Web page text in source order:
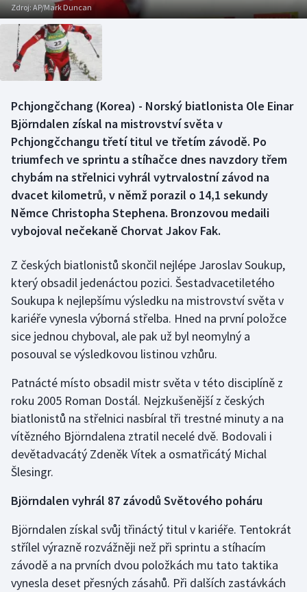
Basketbal
Biatlon
Boby a skeleton
Box
Curling
Dostihy
Florbal
Golf
Gymnastika
Házená
Jezdectví
Judo
Krasobruslení
Lezení
Lyže a snowboard
Moderní pětiboj
Motorsport
Historické návraty
Aplikace ČT sport
AZ kvíz
Zdroj:AP/Mark Duncan
Pchjongčchang (Korea) - Norský biatlonista Ole Einar
Björndalen získal na mistrovství světa v
Pchjongčchangu třetí titul ve třetím závodě. Po
triumfech ve sprintu a stíhačce dnes navzdory třem
chybám na střelnici vyhrál vytrvalostní závod na
dvacet kilometrů, v němž porazil o 14,1 sekundy
Němce Christopha Stephena. Bronzovou medaili
vybojoval nečekaně Chorvat Jakov Fak.
Z českých biatlonistů skončil nejlépe Jaroslav Soukup,
který obsadil jedenáctou pozici. Šestadvacetiletého
Soukupa k nejlepšímu výsledku na mistrovství světa v
kariéře vynesla výborná střelba. Hned na první položce
sice jednou chyboval, ale pak už byl neomylný a
posouval se výsledkovou listinou vzhůru.
Patnácté místo obsadil mistr světa v této disciplíně z
roku 2005 Roman Dostál. Nejzkušenější z českých
biatlonistů na střelnici nasbíral tři trestné minuty a na
vítězného Björndalena ztratil necelé dvě. Bodovali i
devětadvacátý Zdeněk Vítek a osmatřicátý Michal
Šlesingr.
Björndalen vyhrál 87 závodů Světového poháru
Björndalen získal svůj třináctý titul v kariéře. Tentokrát
střílel výrazně rozvážněji než při sprintu a stíhacím
závodě a na prvních dvou položkách mu tato taktika
vynesla deset přesných zásahů. Při dalších zastávkách